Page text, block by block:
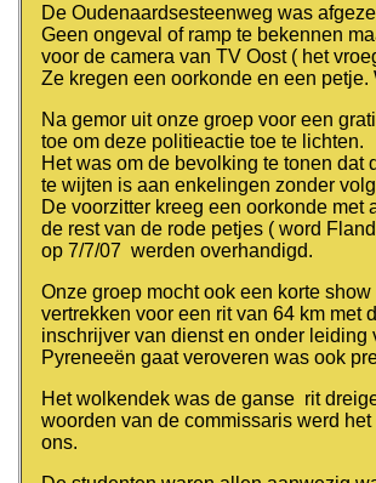
De Oudenaardsesteenweg was
Geen ongeval of ramp te bekennen
voor de camera van TV Oost ( het
Ze kregen een oorkonde en een
Na gemor uit onze groep voor een
toe om deze politieactie toe te lichten.
Het was om de bevolking te tonen
te wijten is aan enkelingen zonder
De voorzitter kreeg een oorkonde
de rest van de rode petjes ( word
op 7/7/07 werden overhandigd.
Onze groep mocht ook een korte
vertrekken voor een rit van 64 km met
inschrijver van dienst en onder leiding
Pyreneeën gaat veroveren was ook
Het wolkendek was de ganse rit
woorden van de commissaris werd
ons.